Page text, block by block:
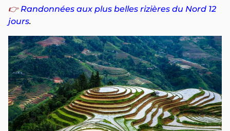
👉 Randonnées aux plus belles rizières du Nord 12
jours.